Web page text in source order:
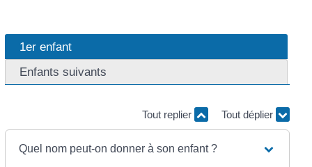
1er enfant
Enfants suivants
Tout replier Tout déplier
Quel nom peut-on donner à son enfant ?